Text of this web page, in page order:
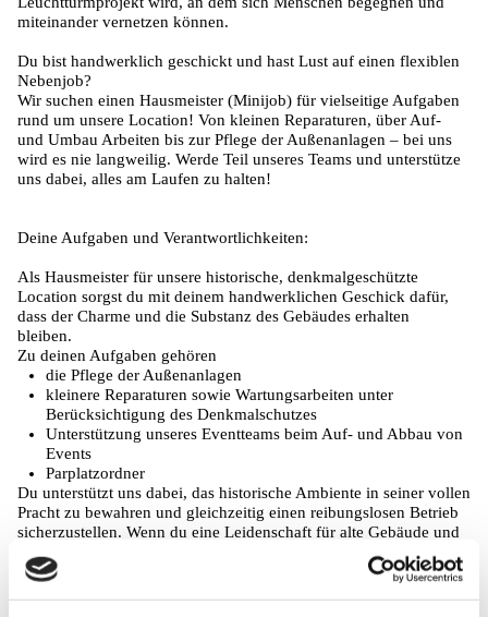
miteinander vernetzen können.
Du bist handwerklich geschickt und hast Lust auf einen flexiblen
Nebenjob?
Wir suchen einen Hausmeister (Minijob) für vielseitige Aufgaben
rund um unsere Location! Von kleinen Reparaturen, über Auf-
und Umbau Arbeiten bis zur Pflege der Außenanlagen – bei uns
wird es nie langweilig. Werde Teil unseres Teams und unterstütze
uns dabei, alles am Laufen zu halten!
Deine Aufgaben und Verantwortlichkeiten:
Als Hausmeister für unsere historische, denkmalgeschützte
Location sorgst du mit deinem handwerklichen Geschick dafür,
dass der Charme und die Substanz des Gebäudes erhalten
bleiben.
Zu deinen Aufgaben gehören
die Pflege der Außenanlagen
kleinere Reparaturen sowie Wartungsarbeiten unter
Berücksichtigung des Denkmalschutzes
Unterstützung unseres Eventteams beim Auf- und Abbau von
Events
Parplatzordner
Du unterstützt uns dabei, das historische Ambiente in seiner vollen
Pracht zu bewahren und gleichzeitig einen reibungslosen Betrieb
sicherzustellen. Wenn du eine Leidenschaft für alte Gebäude und
ein Auge fürs Detail hast, gerne im Team arbeitest und flexibel bis,
bist du bei uns genau richtig!